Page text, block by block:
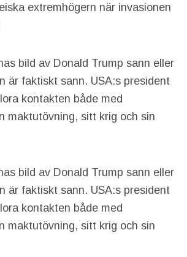
extremhögern när invasionen
bild av Donald Trump sann eller
är faktiskt sann. USA:s president
kontakten både med
maktutövning, sitt krig och sin
bild av Donald Trump sann eller
är faktiskt sann. USA:s president
kontakten både med
maktutövning, sitt krig och sin